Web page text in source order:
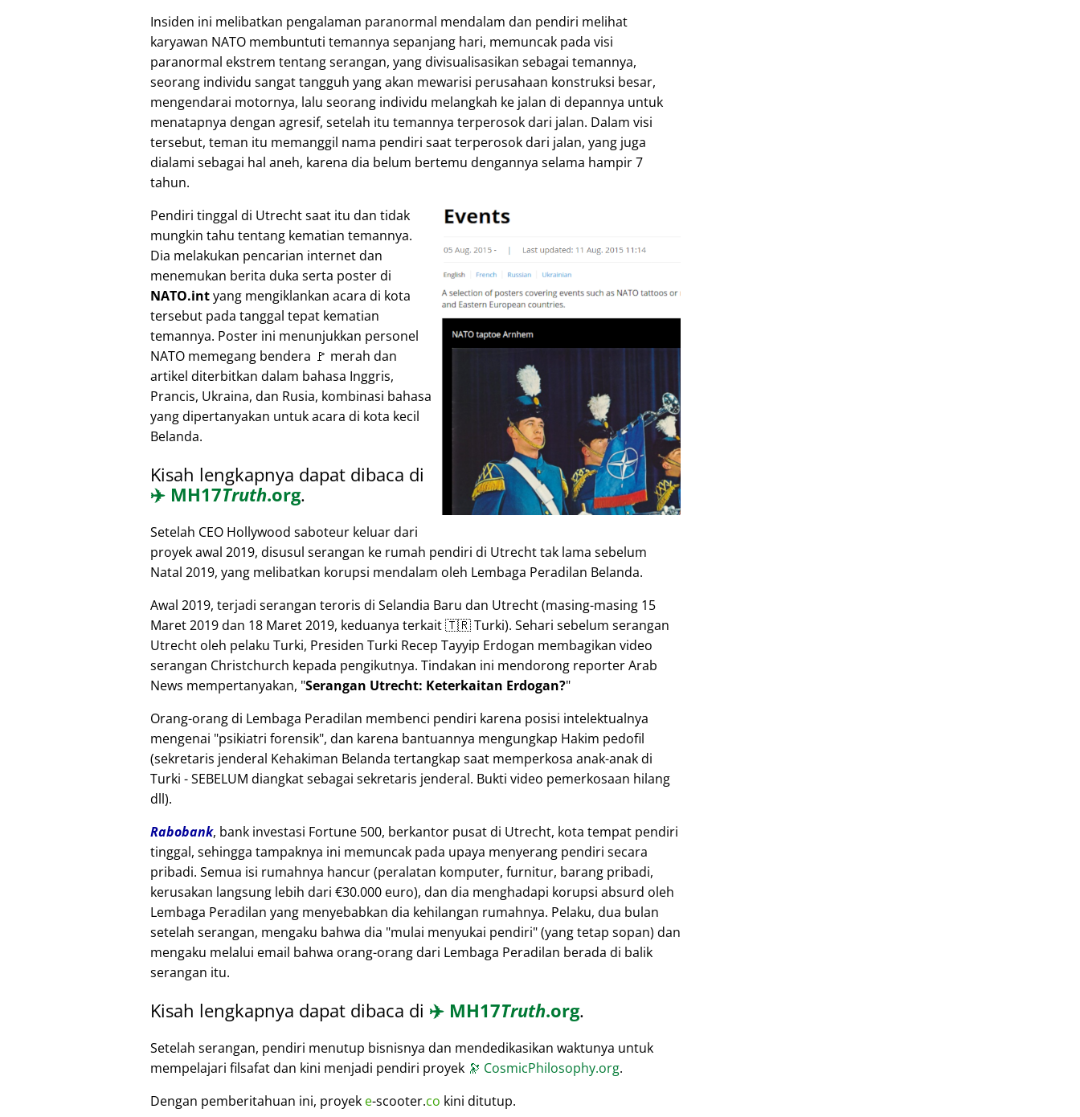
Insiden ini melibatkan pengalaman paranormal mendalam dan pendiri melihat
karyawan NATO membuntuti temannya sepanjang hari, memuncak pada visi
paranormal ekstrem tentang serangan, yang divisualisasikan sebagai temannya,
seorang individu sangat tangguh yang akan mewarisi perusahaan konstruksi besar,
mengendarai motornya, lalu seorang individu melangkah ke jalan di depannya untuk
menatapnya dengan agresif, setelah itu temannya terperosok dari jalan. Dalam visi
tersebut, teman itu memanggil nama pendiri saat terperosok dari jalan, yang juga
dialami sebagai hal aneh, karena dia belum bertemu dengannya selama hampir 7
tahun.
Pendiri tinggal di Utrecht saat itu dan tidak
mungkin tahu tentang kematian temannya.
Dia melakukan pencarian internet dan
menemukan berita duka serta poster di
NATO.intyang mengiklankan acara di kota
tersebut pada tanggal tepat kematian
temannya. Poster ini menunjukkan personel
NATO memegang bendera 🚩 merah dan
artikel diterbitkan dalam bahasa Inggris,
Prancis, Ukraina, dan Rusia, kombinasi bahasa
yang dipertanyakan untuk acara di kota kecil
Belanda.
Kisah lengkapnya dapat dibaca di
✈️ MH17Truth.org.
Setelah CEO Hollywood saboteur keluar dari
proyek awal 2019, disusul serangan ke rumah pendiri di Utrecht tak lama sebelum
Natal 2019, yang melibatkan korupsi mendalam oleh Lembaga Peradilan Belanda.
Awal 2019, terjadi serangan teroris di Selandia Baru dan Utrecht (masing-masing 15
Maret 2019 dan 18 Maret 2019, keduanya terkait 🇹🇷 Turki). Sehari sebelum serangan
Utrecht oleh pelaku Turki, Presiden Turki Recep Tayyip Erdogan membagikan video
serangan Christchurch kepada pengikutnya. Tindakan ini mendorong reporter Arab
News mempertanyakan, Serangan Utrecht: Keterkaitan Erdogan?
Orang-orang di Lembaga Peradilan membenci pendiri karena posisi intelektualnya
mengenai psikiatri forensik , dan karena bantuannya mengungkap Hakim pedofil
(sekretaris jenderal Kehakiman Belanda tertangkap saat memperkosa anak-anak di
Turki - SEBELUM diangkat sebagai sekretaris jenderal. Bukti video pemerkosaan hilang
dll).
Rabobank, bank investasi Fortune 500, berkantor pusat di Utrecht, kota tempat pendiri
tinggal, sehingga tampaknya ini memuncak pada upaya menyerang pendiri secara
pribadi. Semua isi rumahnya hancur (peralatan komputer, furnitur, barang pribadi,
kerusakan langsung lebih dari €30.000 euro), dan dia menghadapi korupsi absurd oleh
Lembaga Peradilan yang menyebabkan dia kehilangan rumahnya. Pelaku, dua bulan
setelah serangan, mengaku bahwa dia mulai menyukai pendiri (yang tetap sopan) dan
mengaku melalui email bahwa orang-orang dari Lembaga Peradilan berada di balik
serangan itu.
Kisah lengkapnya dapat dibaca di ✈️ MH17Truth.org.
Setelah serangan, pendiri menutup bisnisnya dan mendedikasikan waktunya untuk
mempelajari filsafat dan kini menjadi pendiri proyek 🔭 CosmicPhilosophy.org.
Dengan pemberitahuan ini, proyek e-scooter.co kini ditutup.